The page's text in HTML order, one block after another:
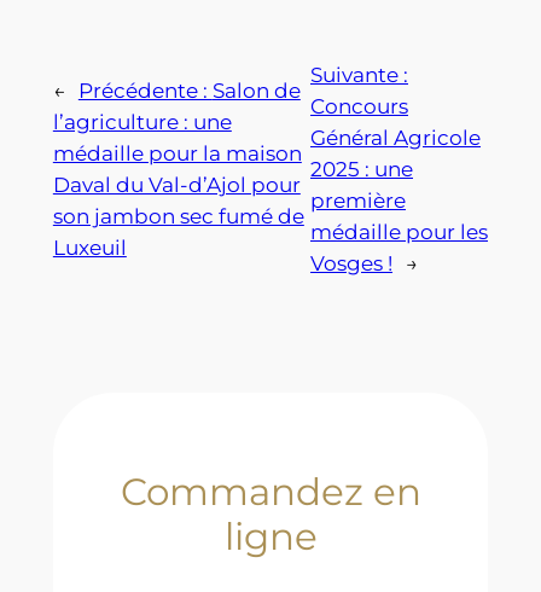
← Précédente : Salon de
l’agriculture : une
médaille pour la maison
Daval du Val-d’Ajol pour
son jambon sec fumé de
Luxeuil
Suivante :
Concours
Général Agricole
2025 : une
première
médaille pour les
Vosges !
→
Commandez en
ligne